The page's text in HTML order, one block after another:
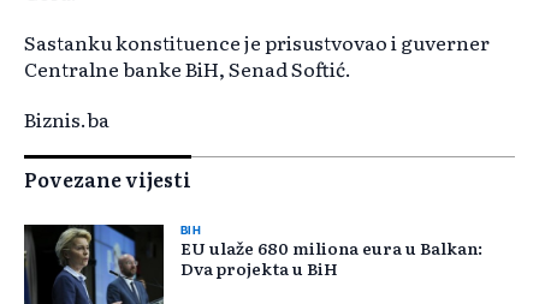
Sastanku konstituence je prisustvovao i guverner
Centralne banke BiH, Senad Softić.
Biznis.ba
Povezane vijesti
BIH
EU ulaže 680 miliona eura u Balkan:
Dva projekta u BiH